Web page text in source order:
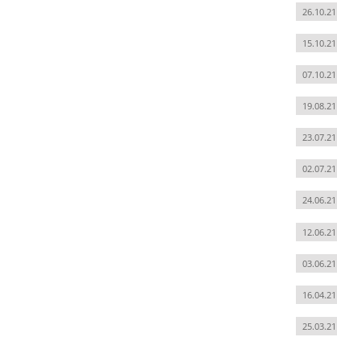
26.10.21
15.10.21
07.10.21
19.08.21
23.07.21
02.07.21
24.06.21
12.06.21
03.06.21
16.04.21
25.03.21